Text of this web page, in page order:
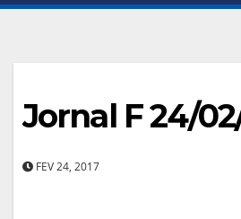
Jornal F 24/
FEV 24, 2017